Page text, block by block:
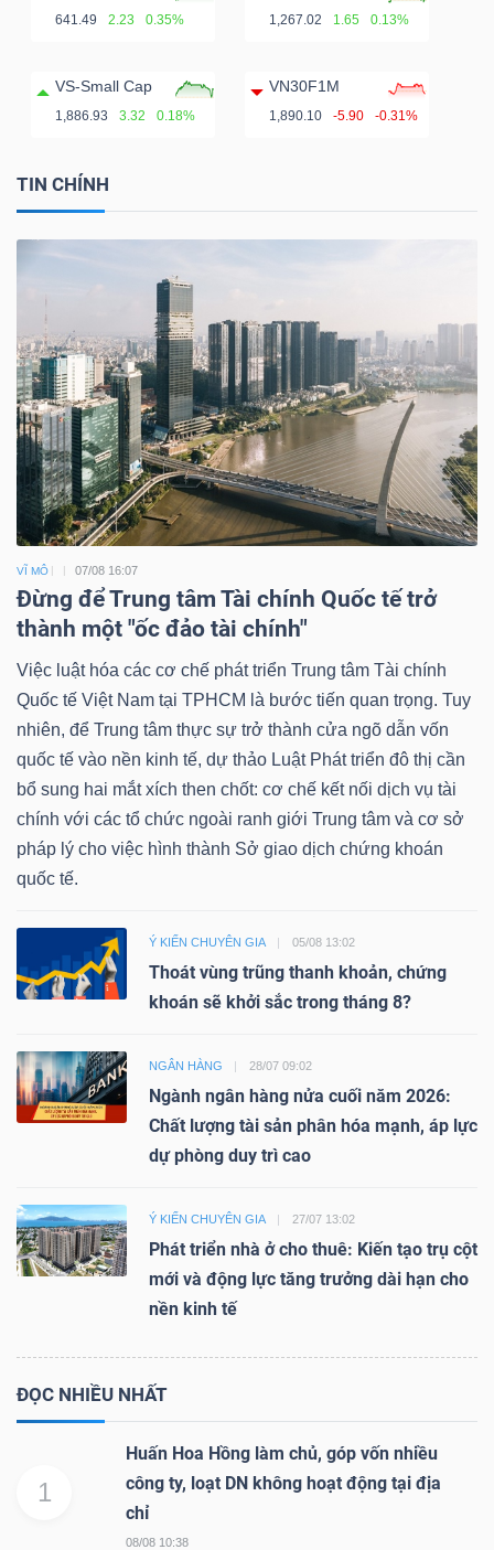
641.49 2.23 0.35% 1,267.02 1.65 0.13%
VS-Small Cap
1,886.93 3.32 0.18%
VN30F1M
1,890.10 -5.90 -0.31%
TIN CHÍNH
VĨ MÔ 07/08 16:07
Đừng để Trung tâm Tài chính Quốc tế trở
thành một "ốc đảo tài chính"
Việc luật hóa các cơ chế phát triển Trung tâm Tài chính
Quốc tế Việt Nam tại TPHCM là bước tiến quan trọng. Tuy
nhiên, để Trung tâm thực sự trở thành cửa ngõ dẫn vốn
quốc tế vào nền kinh tế, dự thảo Luật Phát triển đô thị cần
bổ sung hai mắt xích then chốt: cơ chế kết nối dịch vụ tài
chính với các tổ chức ngoài ranh giới Trung tâm và cơ sở
pháp lý cho việc hình thành Sở giao dịch chứng khoán
quốc tế.
Ý KIẾN CHUYÊN GIA 05/08 13:02
Thoát vùng trũng thanh khoản, chứng
khoán sẽ khởi sắc trong tháng 8?
NGÂN HÀNG 28/07 09:02
Ngành ngân hàng nửa cuối năm 2026:
Chất lượng tài sản phân hóa mạnh, áp lực
dự phòng duy trì cao
Ý KIẾN CHUYÊN GIA 27/07 13:02
Phát triển nhà ở cho thuê: Kiến tạo trụ cột
mới và động lực tăng trưởng dài hạn cho
nền kinh tế
ĐỌC NHIỀU NHẤT
1
Huấn Hoa Hồng làm chủ, góp vốn nhiều
công ty, loạt DN không hoạt động tại địa
chỉ
08/08 10:38